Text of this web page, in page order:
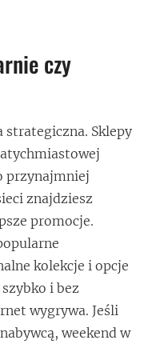
czy
strategiczna. Sklepy
przynajmniej
znajdziesz
promocje.
kolekcje i opcje
i bez
wygrywa. Jeśli
weekend w